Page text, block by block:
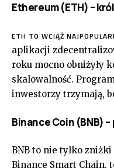
Ethereum (ETH) –
ETH TO WCIĄŻ
aplikacji
roku mocno obniżyły
skalowalność.
inwestorzy trzymają,
Binance Coin (BNB)
BNB to nie tylko
Binance Smart Chain,